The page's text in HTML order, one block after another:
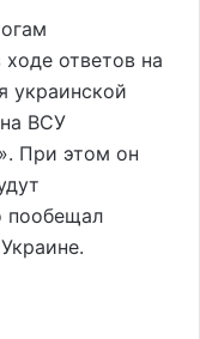
ответов на
украинской
ВСУ
При этом он
пообещал